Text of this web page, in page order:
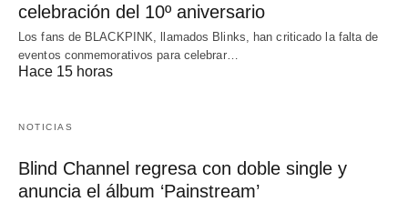
celebración del 10º aniversario
Los fans de BLACKPINK, llamados Blinks, han criticado la falta de
eventos conmemorativos para celebrar…
Hace 15 horas
NOTICIAS
Blind Channel regresa con doble single y
anuncia el álbum ‘Painstream’